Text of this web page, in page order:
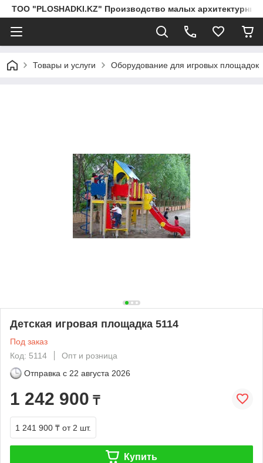
ТОО "PLOSHADKI.KZ" Производство малых
Товары и услуги Оборудование для игровых площадок
Детская игровая площадка 5114
Под заказ
Код: 5114
Опт и розница
Отправка с 22 августа 2026
1 242 900 ₸
1 241 900 ₸ от 2 шт.
Купить